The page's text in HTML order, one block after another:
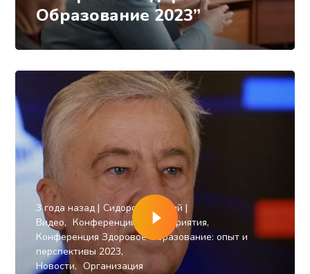
Образование 2023”
3 года назад
Сидоров Евгений
Видео
Конференции и мероприятия
Конференция Здоровое Образование: опыт и
перспективы 2023
Новости
Организация